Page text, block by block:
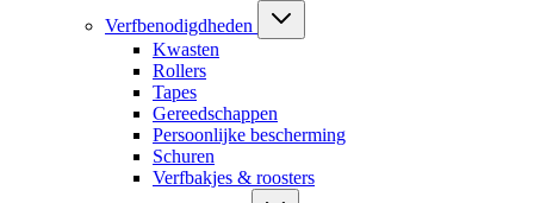
Verfbenodigdheden
Kwasten
Rollers
Tapes
Gereedschappen
Persoonlijke bescherming
Schuren
Verfbakjes & roosters